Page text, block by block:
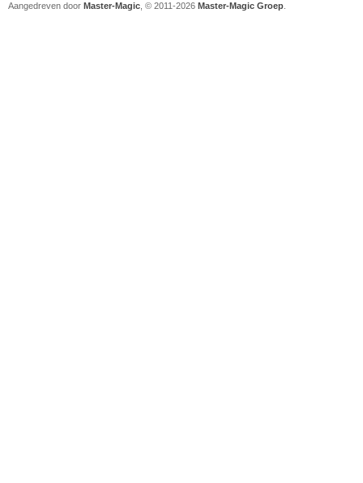
Aangedreven door Master-Magic , © 2011-2026 Master-Magic Groep